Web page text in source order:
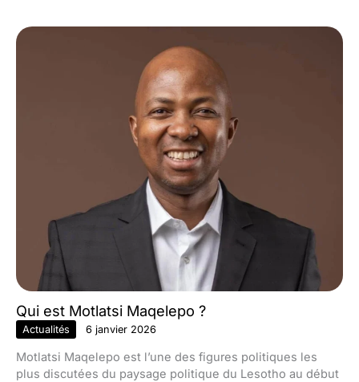
Qui est Motlatsi Maqelepo ?
Actualités 6 janvier 2026
Motlatsi Maqelepo est l’une des figures politiques les
plus discutées du paysage politique du Lesotho au début